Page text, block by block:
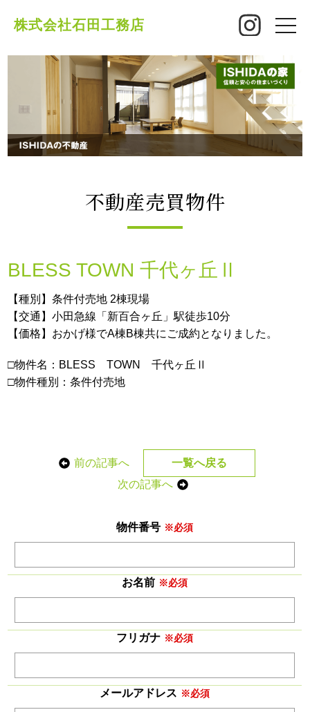
株式会社石田工務店
toggle
不動産売買物件
BLESS TOWN 千代ヶ丘Ⅱ
【種別】条件付売地 2棟現場
【交通】小田急線「新百合ヶ丘」駅徒歩10分
【価格】おかげ様でA棟B棟共にご成約となりました。
□物件名：BLESS TOWN 千代ヶ丘Ⅱ
□物件種別：条件付売地
前の記事へ
一覧へ戻る
次の記事へ
物件番号 ※必須
お名前 ※必須
フリガナ ※必須
メールアドレス ※必須